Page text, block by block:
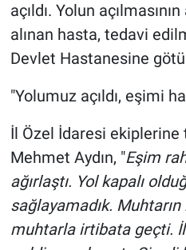
açıldı. Yolun
alınan hasta, tedavi
Devlet Hastanesine
"Yolumuz açıldı, eşimi
İl Özel İdaresi ekiplerine
Mehmet Aydın, "Eşim
ağırlaştı. Yol kapalı
sağlayamadık.
muhtarla irtibata geçti.